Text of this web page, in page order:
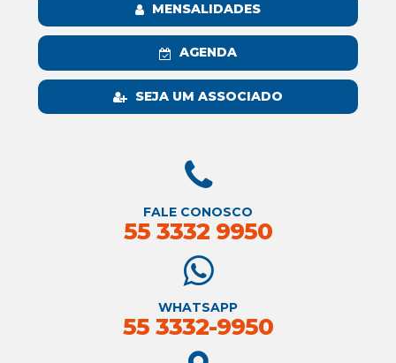
MENSALIDADES
AGENDA
SEJA UM ASSOCIADO
FALE CONOSCO
55 3332 9950
WHATSAPP
55 3332-9950